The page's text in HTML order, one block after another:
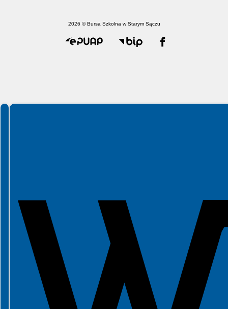
2026 © Bursa Szkolna w Starym Sączu
Spełniamy standardy WCAG 2.2
Spełniamy standardy W3C